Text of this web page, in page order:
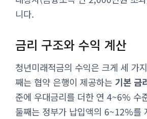
니다.
금리 구조와 수익 계산
청년미래적금의 수익은 크게 세 가
째는 협약 은행이 제공하는 기본 금
준에 우대금리를 더한 연 4~6% 수
둘째는 정부가 납입액의 6~12%를